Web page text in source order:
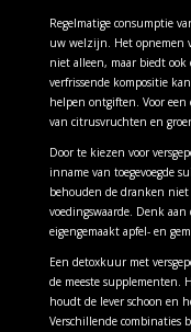
Regelmatige consumptie
uw welzijn. Het opnemen
niet alleen, maar biedt ook
verfrissende kompositie
helpen ontgiften. Voor een
van citrusvruchten en
Door te kiezen voor
inname van toegevoegde
behouden de dranken
voedingswaarde. Denk
eigengemaakt apfel- en
Een detoxkuur met
de meeste supplementen.
houdt de lever schoon en
Verschillende combinaties